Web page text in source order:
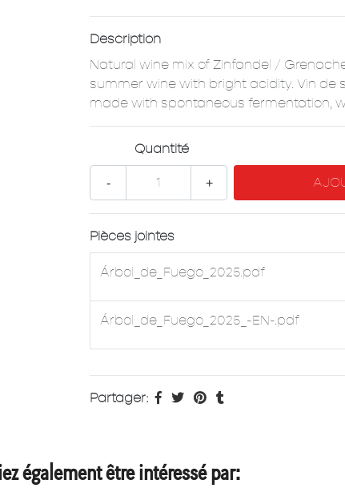
Description
Natural wine mix of Zinfandel /
summer wine with bright acidity. Vin de
made with spontaneous fermentation,
Quantité
+
-
Pièces jointes
Árbol_de_Fuego_2025.pdf
Árbol_de_Fuego_2025_-EN-.pdf
Partager:
également être intéressé par: